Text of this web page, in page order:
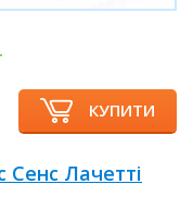
КУПИТИ
Сенс Лачетті